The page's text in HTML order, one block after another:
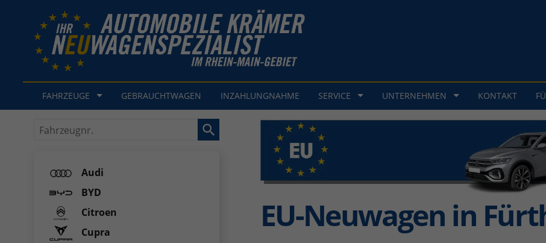
FAHRZEUGE GEBRAUCHTWAGEN INZAHLUNGNAHME SERVICE UNTERNEHMEN KONTAKT
EU-Neuwagen in
Fahrzeugnr.
Audi
BYD
Citroen
Cupra